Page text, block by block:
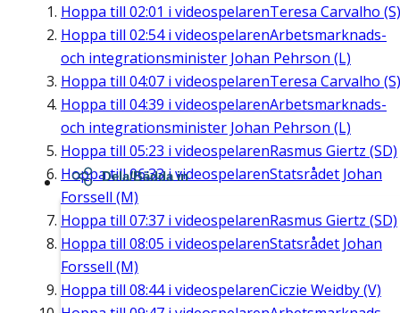
Hoppa till 02:01 i videospelarenTeresa Carvalho (S)
Hoppa till 02:54i videospelarenArbetsmarknads-
och integrationsminister Johan Pehrson (L)
Hoppa till 04:07 i videospelarenTeresa Carvalho (S)
Hoppa till 04:39 i videospelarenArbetsmarknads-
och integrationsminister Johan Pehrson (L)
Hoppa till 05:23 i videospelarenRasmus Giertz (SD)
Hoppa till06:33i videospelarenStatsrådet Johan
Forssell (M)
Hoppa till 07:37 i videospelarenRasmus Giertz (SD)
Hoppa till 08:05 i videospelarenStatsrådet Johan
Forssell (M)
Hoppa till 08:44i videospelarenCiczie Weidby (V)
Dela/Bädda in